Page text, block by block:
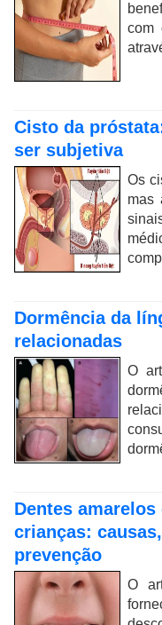
com
Cisto da
ser subjetiva
Os
mas
Dormência da
relacionadas
O
Dentes
crianças:
prevenção
O